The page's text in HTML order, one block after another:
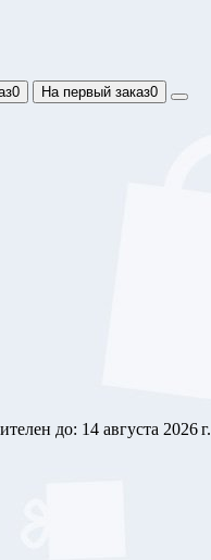
0 На первый заказ0
до: 14 августа 2026 г.